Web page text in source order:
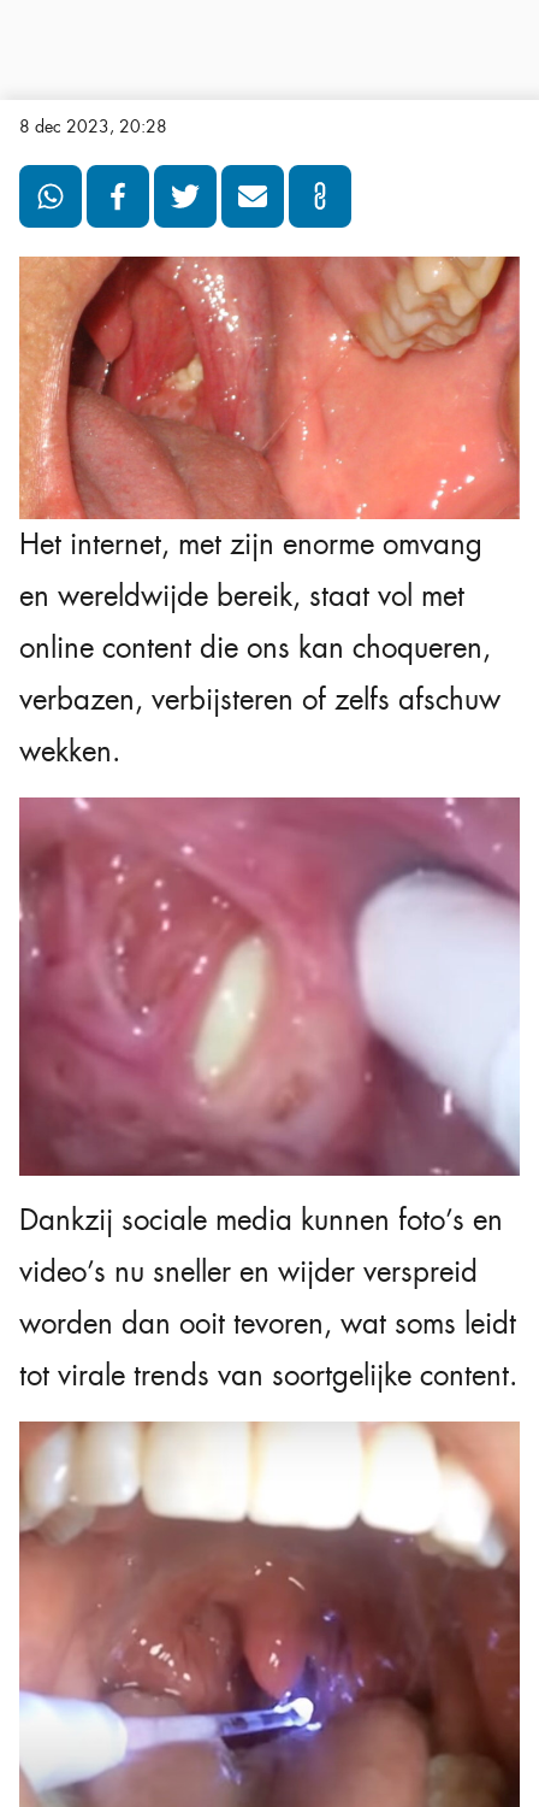
8 dec 2023, 20:28
Het internet, met zijn enorme omvang
en wereldwijde bereik, staat vol met
online content die ons kan choqueren,
verbazen, verbijsteren of zelfs afschuw
wekken.
Dankzij sociale media kunnen foto’s en
video’s nu sneller en wijder verspreid
worden dan ooit tevoren, wat soms leidt
tot virale trends van soortgelijke content.